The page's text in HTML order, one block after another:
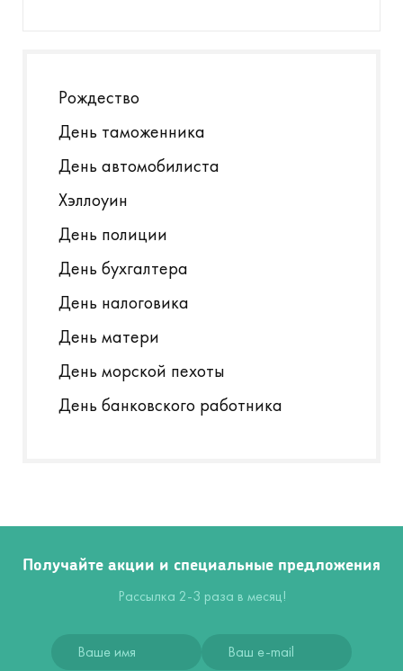
Рождество
День таможенника
День автомобилиста
Хэллоуин
День полиции
День бухгалтера
День налоговика
День матери
День морской пехоты
День банковского работника
Получайте акции и специальные предложения
Рассылка 2-3 раза в месяц!